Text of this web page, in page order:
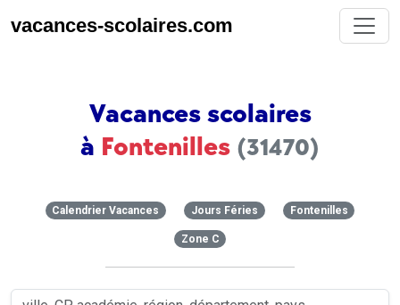
vacances-scolaires.com
Vacances scolaires
à Fontenilles (31470)
Calendrier Vacances Jours Féries Fontenilles
Zone C